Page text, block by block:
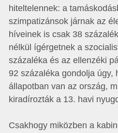
hiteltelennek: a
szimpatizánsok járnak az
híveinek is csak 38
nélkül ígérgetnek a
százaléka és az ellenzéki
92 százaléka gondolja úgy,
állapotban van az ország,
kiradírozták a 13. havi
Csakhogy miközben a